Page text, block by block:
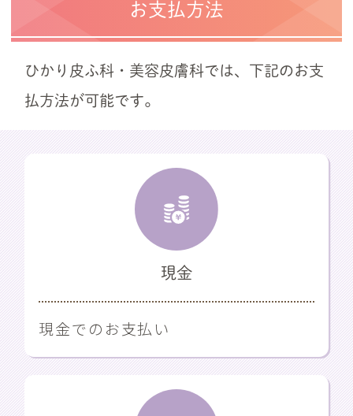
お支払方法
ひかり皮ふ科・美容皮膚科では、下記のお支
払方法が可能です。
現金
現金でのお支払い